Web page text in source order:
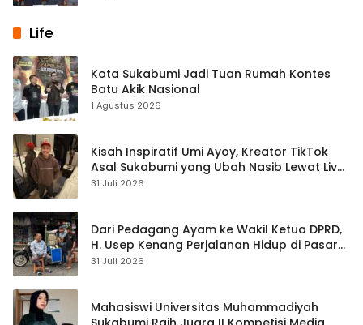
Life
Kota Sukabumi Jadi Tuan Rumah Kontes
Batu Akik Nasional
1 Agustus 2026
Kisah Inspiratif Umi Ayoy, Kreator TikTok
Asal Sukabumi yang Ubah Nasib Lewat Live
Streaming
31 Juli 2026
Dari Pedagang Ayam ke Wakil Ketua DPRD,
H. Usep Kenang Perjalanan Hidup di Pasar
Cisaat
31 Juli 2026
Mahasiswi Universitas Muhammadiyah